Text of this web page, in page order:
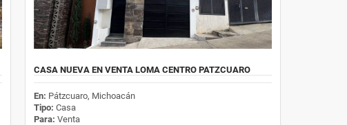
CASA NUEVA EN VENTA LOMA CENTRO PATZCUARO
En: Pátzcuaro, Michoacán
Tipo: Casa
Para: Venta